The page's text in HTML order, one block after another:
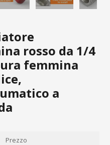
rosso da 1/4
femmina
a
Prezzo